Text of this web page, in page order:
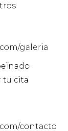
galeria
tu cita
contacto